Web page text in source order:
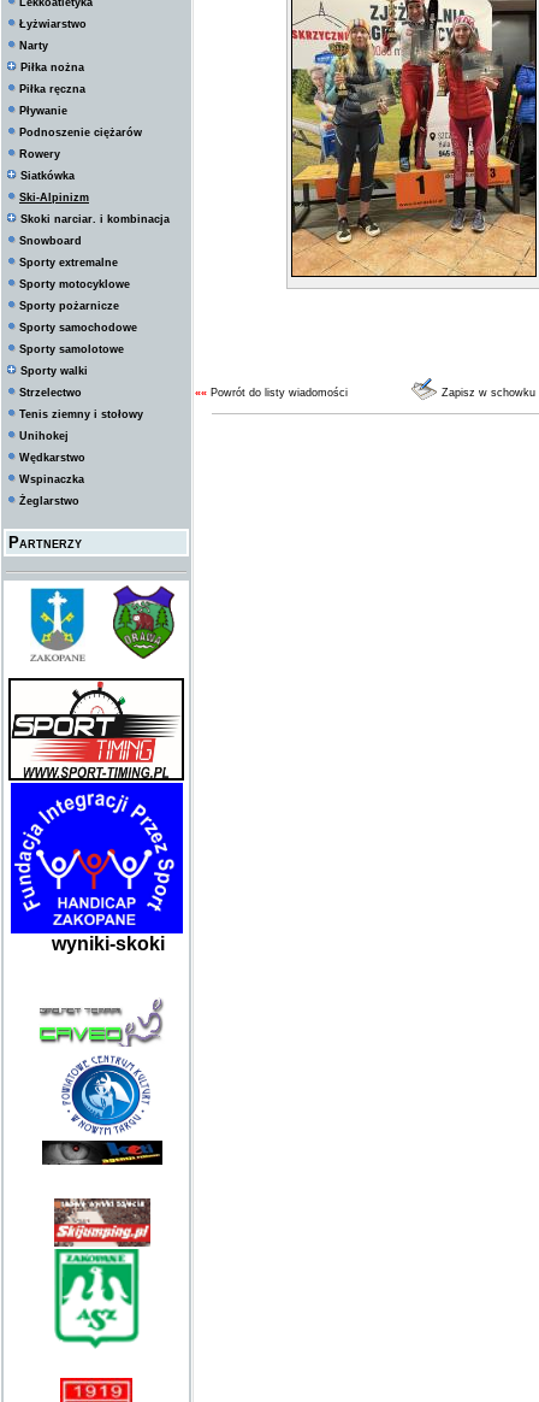
Lekkoatletyka
Łyżwiarstwo
Narty
Piłka nożna
Piłka ręczna
Pływanie
Podnoszenie ciężarów
Rowery
Siatkówka
Ski-Alpinizm
Skoki narciar. i kombinacja
Snowboard
Sporty extremalne
Sporty motocyklowe
Sporty pożarnicze
Sporty samochodowe
Sporty samolotowe
Sporty walki
Strzelectwo
Tenis ziemny i stołowy
Unihokej
Wędkarstwo
Wspinaczka
Żeglarstwo
Partnerzy
wyniki-skoki
«« Powrót do listy wiadomości Zapisz w schowku